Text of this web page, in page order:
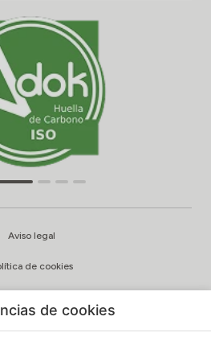
Aviso legal
de cookies
de cookies